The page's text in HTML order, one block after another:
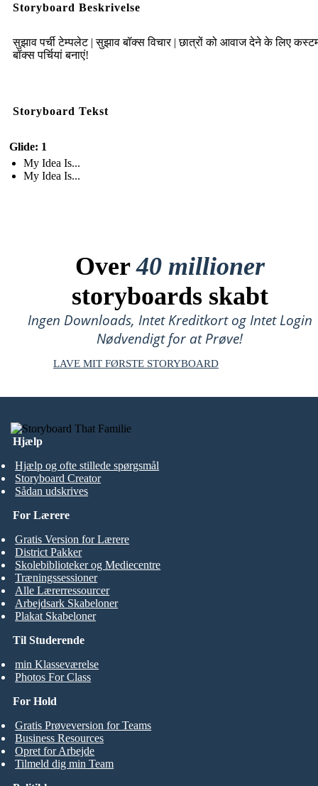
Storyboard Beskrivelse
सुझाव पर्ची टेम्पलेट | सुझाव बॉक्स विचार | छात्रों को आवाज देने के लिए
बॉक्स पर्चियां बनाएं!
Storyboard Tekst
Glide: 1
My Idea Is...
My Idea Is...
Over40 millioner
storyboards skabt
Ingen Downloads, Intet Kreditkort og Intet Login
Nødvendigt for at Prøve!
LAVE MIT FØRSTE STORYBOARD
Hjælp
Hjælp og ofte stillede spørgsmål
Storyboard Creator
Sådan udskrives
Til Studerende
min Klasseværelse
Photos For Class
For Lærere
Gratis Version for Lærere
District Pakker
Skolebiblioteker og Mediecentre
Træningssessioner
Alle Lærerressourcer
Arbejdsark Skabeloner
Plakat Skabeloner
For Hold
Gratis Prøveversion for Teams
Business Resources
Opret for Arbejde
Tilmeld dig min Team